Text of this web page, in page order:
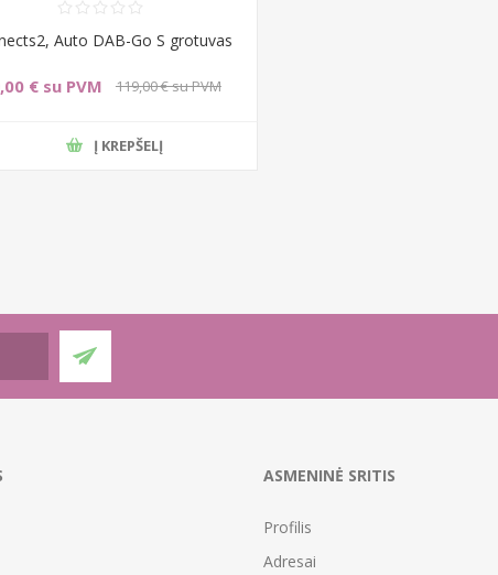
Auto DAB-Go S grotuvas
€ su PVM 119,00 € su PVM
Į KREPŠELĮ
ASMENINĖ SRITIS
Profilis
Adresai